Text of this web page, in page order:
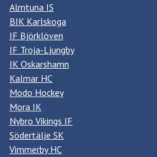
Almtuna IS
BIK Karlskoga
IF Björklöven
IF Troja-Ljungby
IK Oskarshamn
Kalmar HC
Modo Hockey
Mora IK
Nybro Vikings IF
Södertälje SK
Vimmerby HC